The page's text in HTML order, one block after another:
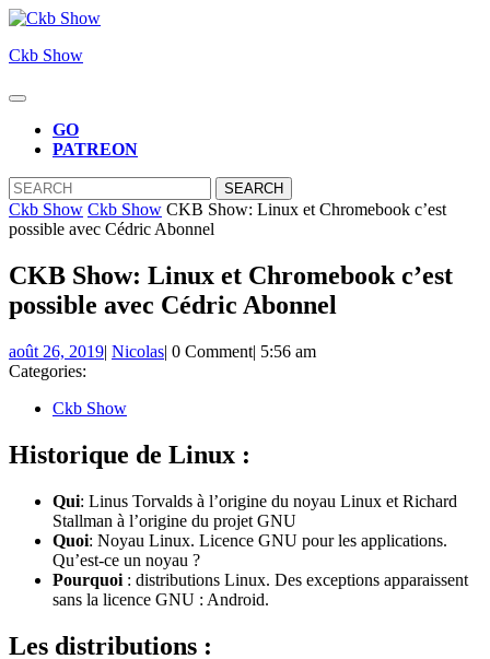
Skip
content
to
Ckb Show
Open
ButtonGO
PATREON
CLOSE
BUTTON
Search
for:
Ckb Show Ckb Show CKB Show: Linux et Chromebook c’est
possible avec Cédric Abonnel
CKB Show: Linux et Chromebook c’est
possible avec Cédric Abonnel
août 26, 2019août
| NicolasNicolas
| 0 Comment| 5:56 am
Categories:
Ckb Show
Historique de Linux :
Qui: Linus Torvalds à l’origine du noyau Linux et Richard
Stallman à l’origine du projet GNU
Quoi: Noyau Linux. Licence GNU pour les applications.
Qu’est-ce un noyau ?
Pourquoi : distributions Linux. Des exceptions apparaissent
sans la licence GNU : Android.
Les distributions :